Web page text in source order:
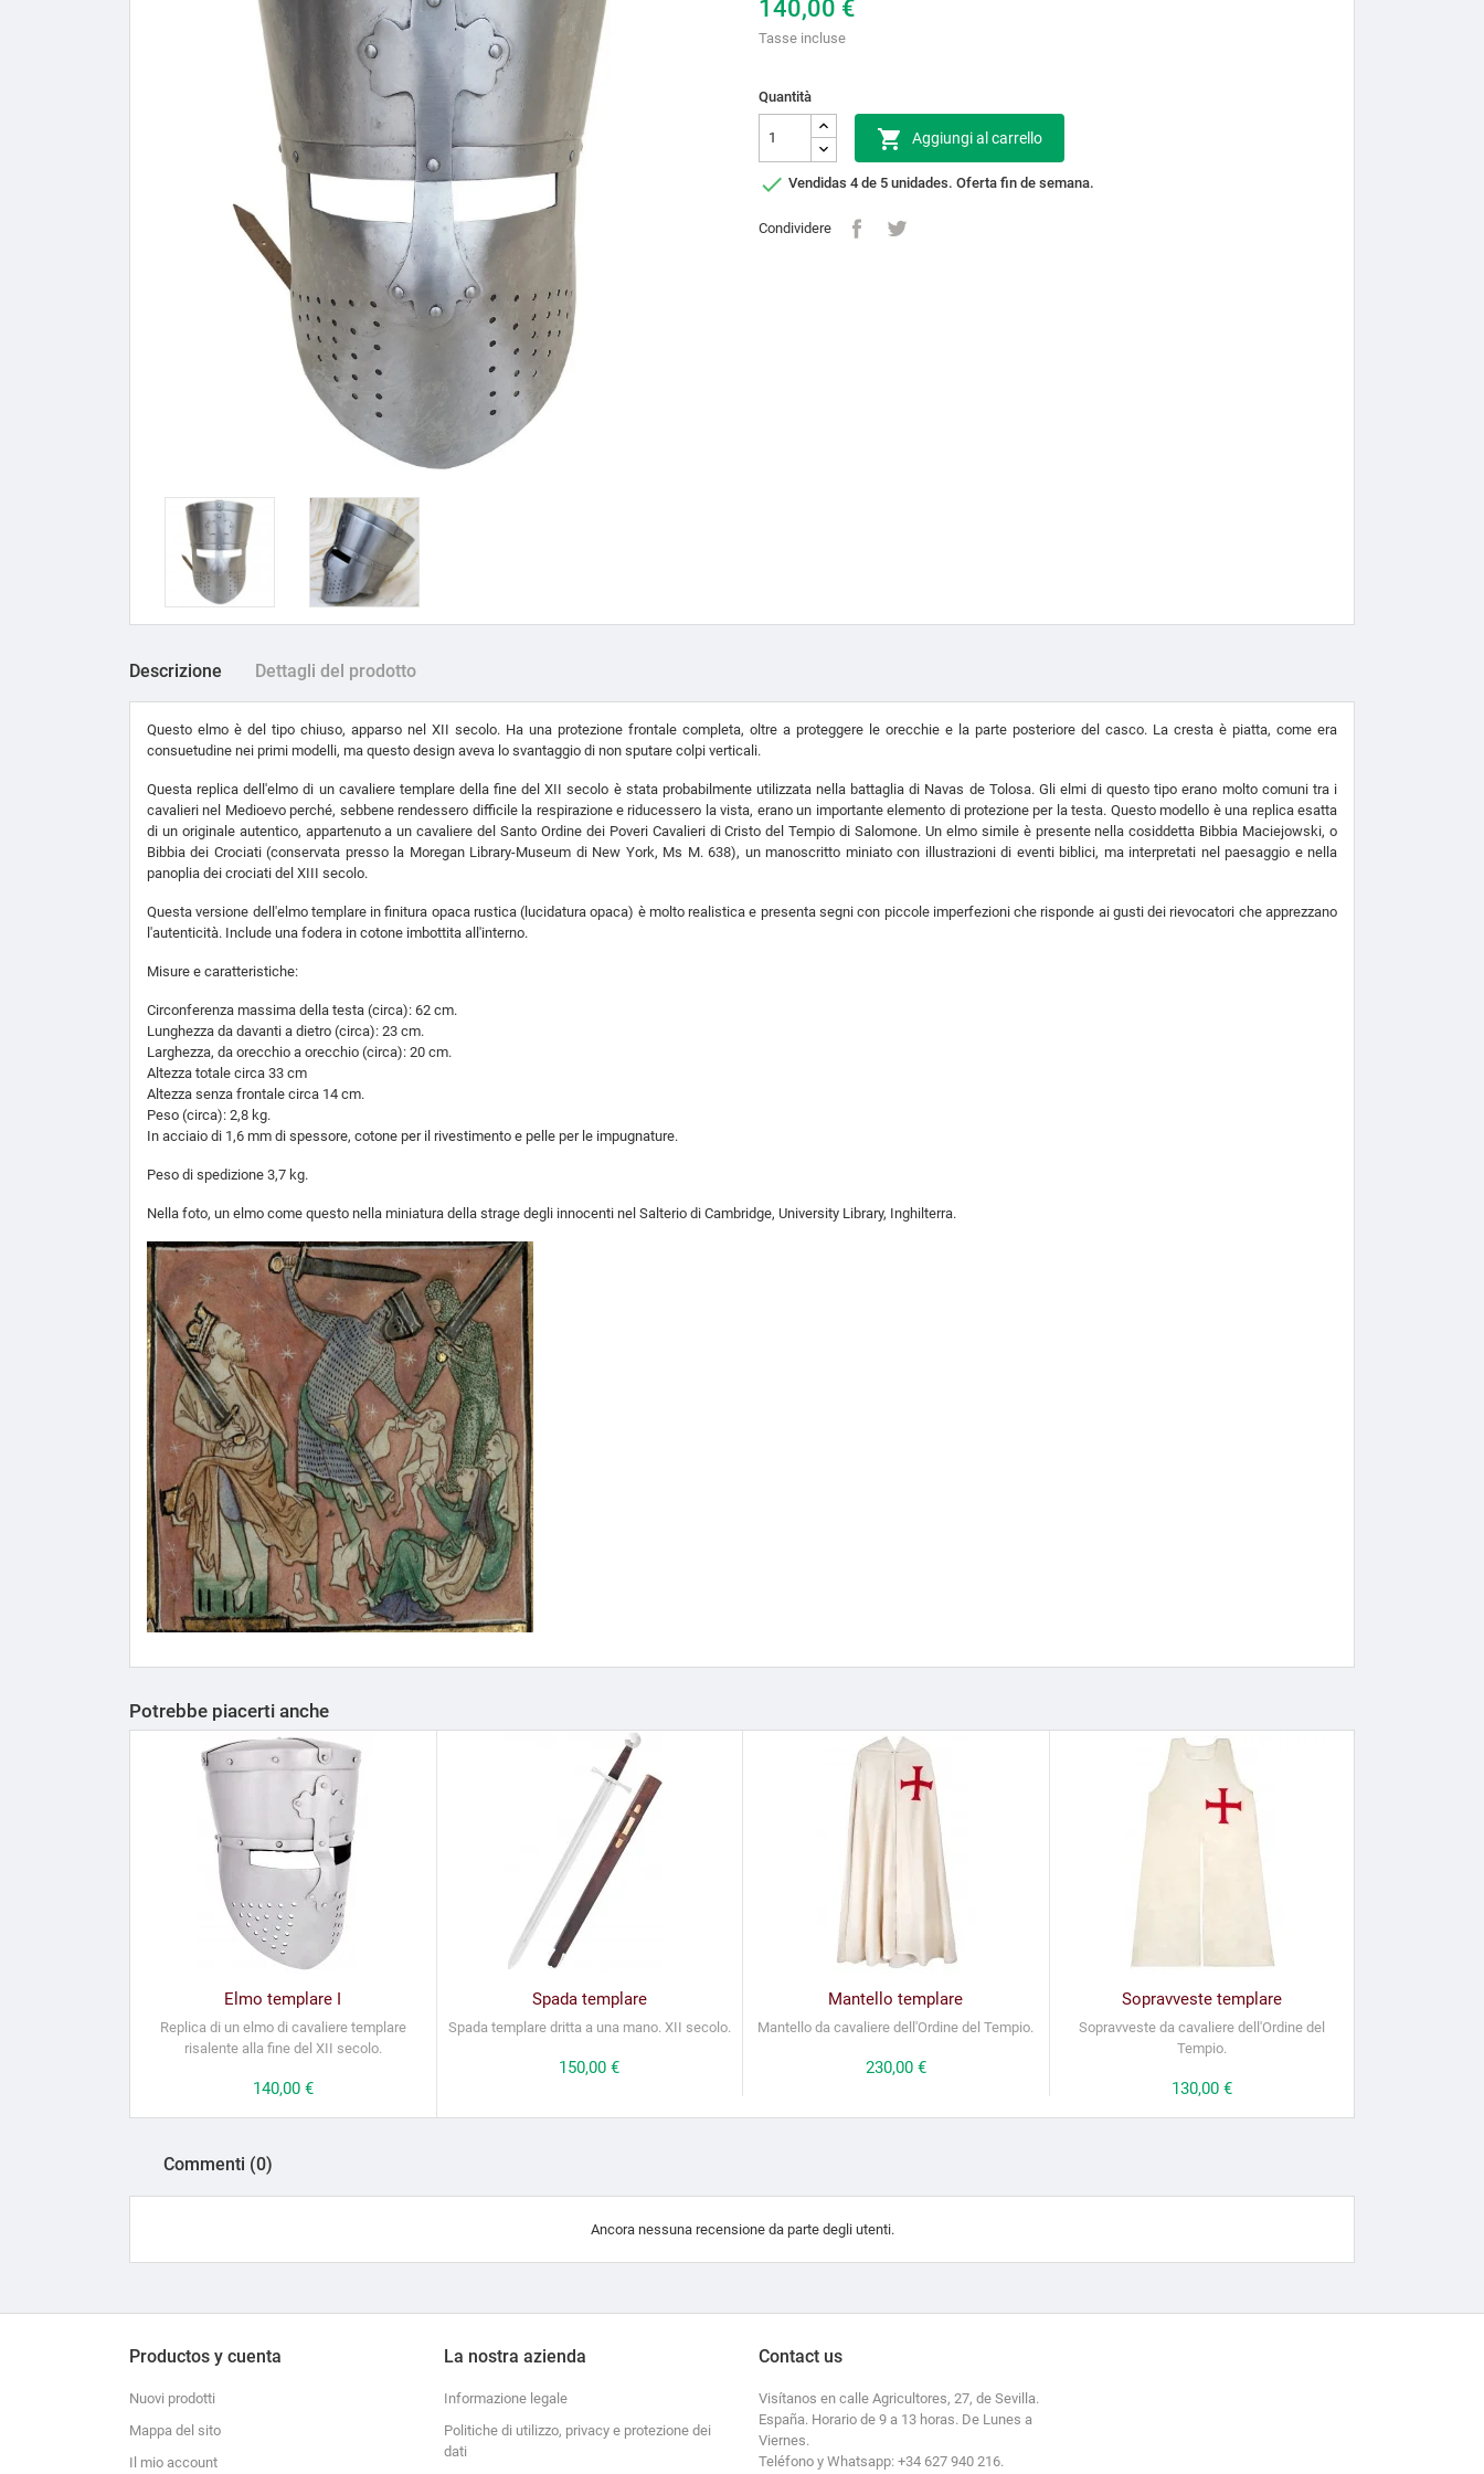
140,00 €
Tasse incluse
Quantità
 Aggiungi al carrello
 Vendidas 4 de 5 unidades. Oferta fin de semana.
Condividere
Descrizione Dettagli del prodotto
Questo elmo è del tipo chiuso, apparso nel XII secolo. Ha una protezione frontale completa, oltre a proteggere le orecchie e la parte posteriore del casco. La cresta è piatta, come era
consuetudine nei primi modelli, ma questo design aveva lo svantaggio di non sputare colpi verticali.
Questa replica dell'elmo di un cavaliere templare della fine del XII secolo è stata probabilmente utilizzata nella battaglia di Navas de Tolosa. Gli elmi di questo tipo erano molto comuni tra i
cavalieri nel Medioevo perché, sebbene rendessero difficile la respirazione e riducessero la vista, erano un importante elemento di protezione per la testa. Questo modello è una replica esatta
di un originale autentico, appartenuto a un cavaliere del Santo Ordine dei Poveri Cavalieri di Cristo del Tempio di Salomone. Un elmo simile è presente nella cosiddetta Bibbia Maciejowski, o
Bibbia dei Crociati (conservata presso la Moregan Library-Museum di New York, Ms M. 638), un manoscritto miniato con illustrazioni di eventi biblici, ma interpretati nel paesaggio e nella
panoplia dei crociati del XIII secolo.
Questa versione dell'elmo templare in finitura opaca rustica (lucidatura opaca) è molto realistica e presenta segni con piccole imperfezioni che risponde ai gusti dei rievocatori che apprezzano
l'autenticità. Include una fodera in cotone imbottita all'interno.
Misure e caratteristiche:
Circonferenza massima della testa (circa): 62 cm.
Lunghezza da davanti a dietro (circa): 23 cm.
Larghezza, da orecchio a orecchio (circa): 20 cm.
Altezza totale circa 33 cm
Altezza senza frontale circa 14 cm.
Peso (circa): 2,8 kg.
In acciaio di 1,6 mm di spessore, cotone per il rivestimento e pelle per le impugnature.
Peso di spedizione 3,7 kg.
Nella foto, un elmo come questo nella miniatura della strage degli innocenti nel Salterio di Cambridge, University Library, Inghilterra.
Potrebbe piacerti anche
Elmo templare I
Replica di un elmo di cavaliere templare
risalente alla fine del XII secolo.
Prezzo
140,00 €
Spada templare
Spada templare dritta a una mano. XII secolo.
Prezzo
150,00 €
Mantello templare
Mantello da cavaliere dell'Ordine del Tempio.
Prezzo
230,00 €
Sopravveste templare
Sopravveste da cavaliere dell'Ordine del
Tempio.
Prezzo
130,00 €
Commenti (0)
Ancora nessuna recensione da parte degli utenti.
Productos y cuenta
Nuovi prodotti
Mappa del sito
Il mio account
La nostra azienda
Informazione legale
Politiche di utilizzo, privacy e protezione dei
dati
Contact us
Visítanos en calle Agricultores, 27, de Sevilla.
España. Horario de 9 a 13 horas. De Lunes a
Viernes.
Teléfono y Whatsapp: +34 627 940 216.